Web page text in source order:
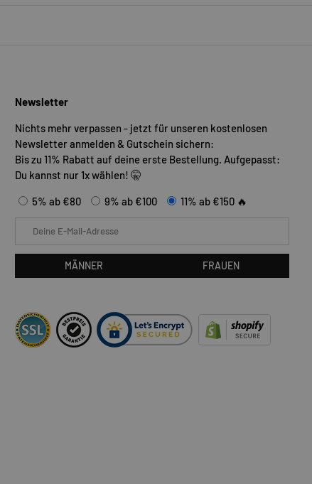
Newsletter
Nichts mehr verpassen - jetzt für unseren kostenlosen
Newsletter anmelden & Gutschein sichern:
Bis zu 11% Rabatt auf deine erste Bestellung. Aufgepasst:
Du kannst nur 1x wählen! 🤫
5% ab €80 9% ab €100 11% ab €150 🔥
MÄNNER FRAUEN